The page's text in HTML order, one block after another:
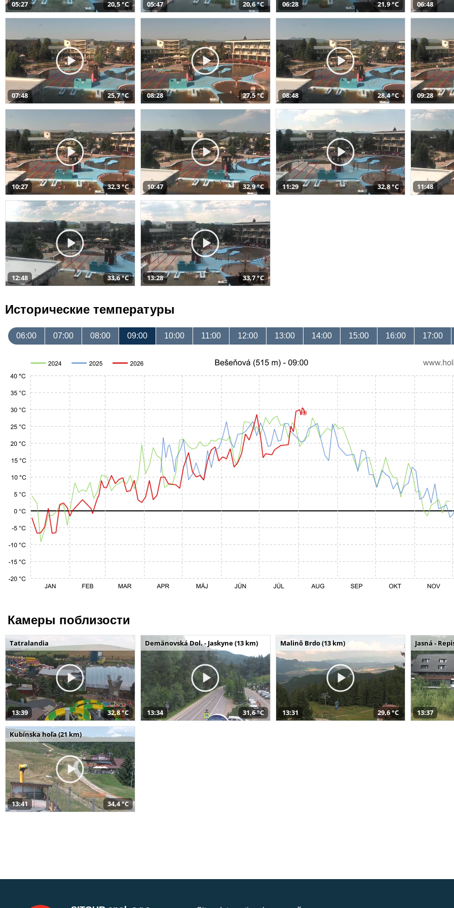
05:27 20,5 °C 05:47 20,6 °C 06:28 21,9 °C 06:48
07:48 25,7 °C 08:28 27,5 °C 08:48 28,4 °C 09:28
10:27 32,3 °C 10:47 32,9 °C 11:29 32,8 °C 11:48
12:48 33,6 °C 13:28 33,7 °C
Исторические температуры
06:00 07:00 08:00 09:00 10:00 11:00 12:00 13:00 14:00 15:00 16:00 17:00
Камеры поблизости
Tatralandia
13:39 32,8 °C
Demänovská Dol. - Jaskyne (13 km)
13:34 31,6 °C
Malinô Brdo (13 km)
13:31 29,6 °C
Jasná -
13:37
Kubínska hoľa (21 km)
13:41 34,4 °C